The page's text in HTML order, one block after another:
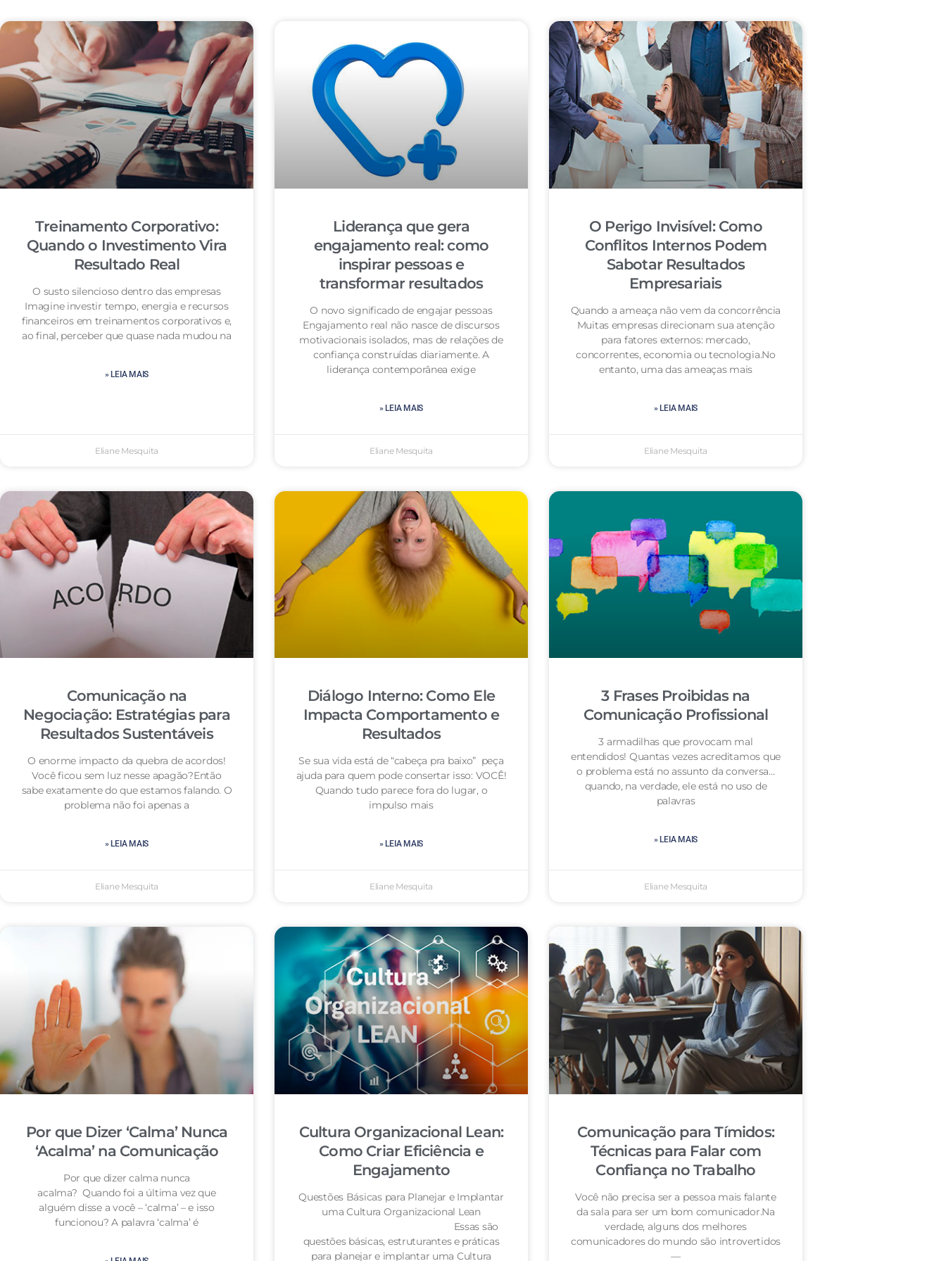
Treinamento Corporativo:
Quando o Investimento Vira
Resultado Real
O susto silencioso dentro das empresas
Imagine investir tempo, energia e recursos
financeiros em treinamentos corporativos e,
ao final, perceber que quase nada mudou na
» LEIA MAIS
Eliane Mesquita
Liderança que gera
engajamento real: como
inspirar pessoas e
transformar resultados
O novo significado de engajar pessoas
Engajamento real não nasce de discursos
motivacionais isolados, mas de relações de
confiança construídas diariamente. A
liderança contemporânea exige
» LEIA MAIS
Eliane Mesquita
O Perigo Invisível: Como
Conflitos Internos Podem
Sabotar Resultados
Empresariais
Quando a ameaça não vem da concorrência
Muitas empresas direcionam sua atenção
para fatores externos: mercado,
concorrentes, economia ou tecnologia.No
entanto, uma das ameaças mais
» LEIA MAIS
Eliane Mesquita
Comunicação na
Negociação: Estratégias para
Resultados Sustentáveis
O enorme impacto da quebra de acordos!
Você ficou sem luz nesse apagão?Então
sabe exatamente do que estamos falando. O
problema não foi apenas a
» LEIA MAIS
Eliane Mesquita
Diálogo Interno: Como Ele
Impacta Comportamento e
Resultados
Se sua vida está de “cabeça pra baixo” peça
ajuda para quem pode consertar isso: VOCÊ!
Quando tudo parece fora do lugar, o
impulso mais
» LEIA MAIS
Eliane Mesquita
3 Frases Proibidas na
Comunicação Profissional
3 armadilhas que provocam mal
entendidos! Quantas vezes acreditamos que
o problema está no assunto da conversa…
quando, na verdade, ele está no uso de
palavras
» LEIA MAIS
Eliane Mesquita
Por que Dizer ‘Calma’ Nunca
‘Acalma’ na Comunicação
Por que dizer calma nunca
acalma? Quando foi a última vez que
alguém disse a você – ‘calma’ – e isso
funcionou? A palavra ‘calma’ é
Cultura Organizacional Lean:
Como Criar Eficiência e
Engajamento
Questões Básicas para Planejar e Implantar
uma Cultura Organizacional Lean
Essas são
questões básicas, estruturantes e práticas
para planejar e implantar uma Cultura
Comunicação para Tímidos:
Técnicas para Falar com
Confiança no Trabalho
Você não precisa ser a pessoa mais falante
da sala para ser um bom comunicador.Na
verdade, alguns dos melhores
comunicadores do mundo são introvertidos
—